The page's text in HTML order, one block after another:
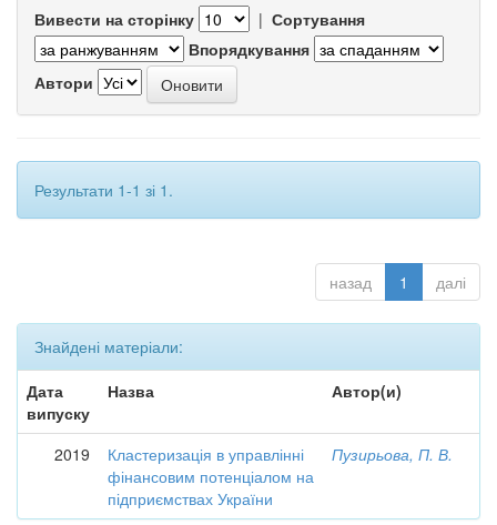
Вивести на сторінку | Сортування
Впорядкування
Автори
Результати 1-1 зі 1.
назад 1 далі
Знайдені матеріали:
Дата
випуску
Назва Автор(и)
2019
Кластеризація в управлінні
фінансовим потенціалом на
підприємствах України
Пузирьова, П. В.